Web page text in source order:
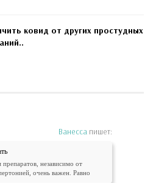
ковид от других простудных
Ванесса пишет:
независимо от
очень важен. Равно